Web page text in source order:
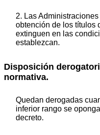
2. Las
obtención de los títulos
extinguen en las
establezcan.
Disposición
normativa.
Quedan derogadas
inferior rango se
decreto.